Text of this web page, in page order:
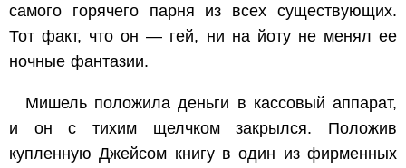
самого горячего парня из всех существующих.
Тот факт, что он — гей, ни на йоту не менял ее
ночные фантазии.
Мишель положила деньги в кассовый аппарат,
и он с тихим щелчком закрылся. Положив
купленную Джейсом книгу в один из фирменных